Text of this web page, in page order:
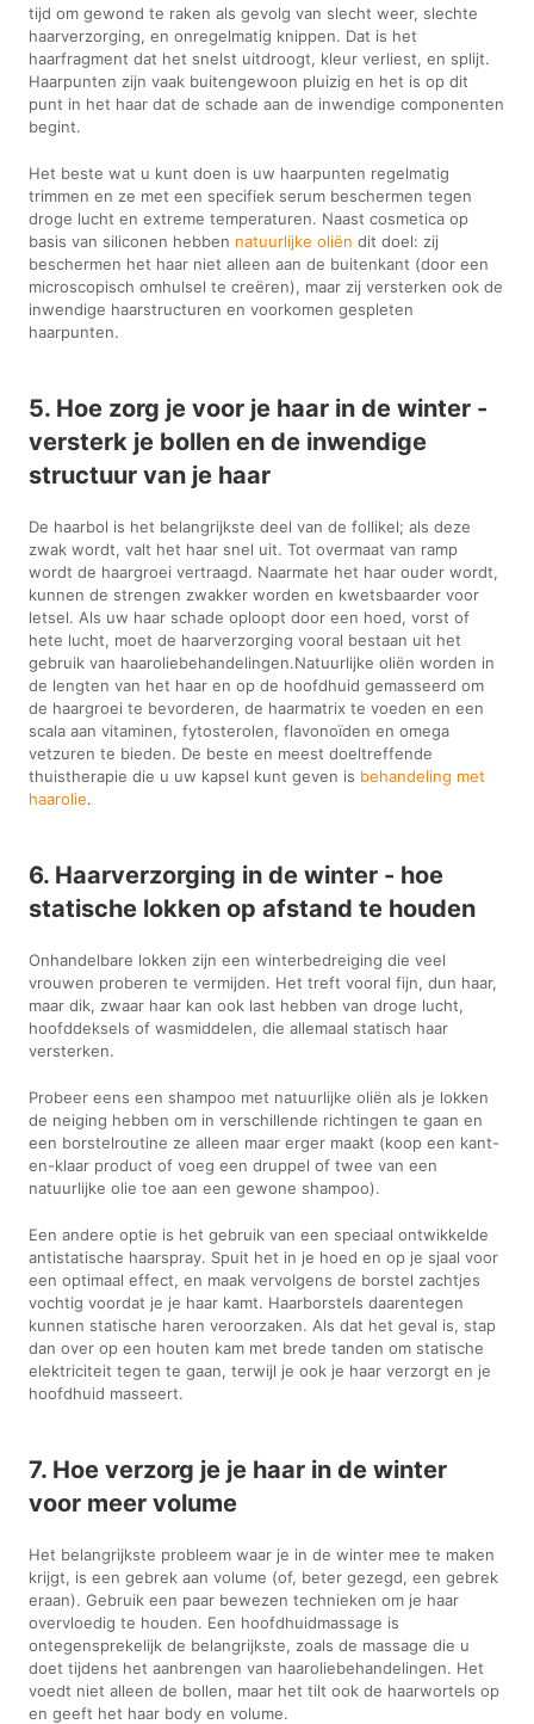
tijd om gewond te raken als gevolg van slecht weer, slechte
haarverzorging, en onregelmatig knippen. Dat is het
haarfragment dat het snelst uitdroogt, kleur verliest, en splijt.
Haarpunten zijn vaak buitengewoon pluizig en het is op dit
punt in het haar dat de schade aan de inwendige componenten
begint.
Het beste wat u kunt doen is uw haarpunten regelmatig
trimmen en ze met een specifiek serum beschermen tegen
droge lucht en extreme temperaturen. Naast cosmetica op
basis van siliconen hebben natuurlijke oliën dit doel: zij
beschermen het haar niet alleen aan de buitenkant (door een
microscopisch omhulsel te creëren), maar zij versterken ook de
inwendige haarstructuren en voorkomen gespleten
haarpunten.
5. Hoe zorg je voor je haar in de winter -
versterk je bollen en de inwendige
structuur van je haar
De haarbol is het belangrijkste deel van de follikel; als deze
zwak wordt, valt het haar snel uit. Tot overmaat van ramp
wordt de haargroei vertraagd. Naarmate het haar ouder wordt,
kunnen de strengen zwakker worden en kwetsbaarder voor
letsel. Als uw haar schade oploopt door een hoed, vorst of
hete lucht, moet de haarverzorging vooral bestaan uit het
gebruik van haaroliebehandelingen.Natuurlijke oliën worden in
de lengten van het haar en op de hoofdhuid gemasseerd om
de haargroei te bevorderen, de haarmatrix te voeden en een
scala aan vitaminen, fytosterolen, flavonoïden en omega
vetzuren te bieden. De beste en meest doeltreffende
thuistherapie die u uw kapsel kunt geven is behandeling met
haarolie.
6. Haarverzorging in de winter - hoe
statische lokken op afstand te houden
Onhandelbare lokken zijn een winterbedreiging die veel
vrouwen proberen te vermijden. Het treft vooral fijn, dun haar,
maar dik, zwaar haar kan ook last hebben van droge lucht,
hoofddeksels of wasmiddelen, die allemaal statisch haar
versterken.
Probeer eens een shampoo met natuurlijke oliën als je lokken
de neiging hebben om in verschillende richtingen te gaan en
een borstelroutine ze alleen maar erger maakt (koop een kant-
en-klaar product of voeg een druppel of twee van een
natuurlijke olie toe aan een gewone shampoo).
Een andere optie is het gebruik van een speciaal ontwikkelde
antistatische haarspray. Spuit het in je hoed en op je sjaal voor
een optimaal effect, en maak vervolgens de borstel zachtjes
vochtig voordat je je haar kamt. Haarborstels daarentegen
kunnen statische haren veroorzaken. Als dat het geval is, stap
dan over op een houten kam met brede tanden om statische
elektriciteit tegen te gaan, terwijl je ook je haar verzorgt en je
hoofdhuid masseert.
7. Hoe verzorg je je haar in de winter
voor meer volume
Het belangrijkste probleem waar je in de winter mee te maken
krijgt, is een gebrek aan volume (of, beter gezegd, een gebrek
eraan). Gebruik een paar bewezen technieken om je haar
overvloedig te houden. Een hoofdhuidmassage is
ontegensprekelijk de belangrijkste, zoals de massage die u
doet tijdens het aanbrengen van haaroliebehandelingen. Het
voedt niet alleen de bollen, maar het tilt ook de haarwortels op
en geeft het haar body en volume.